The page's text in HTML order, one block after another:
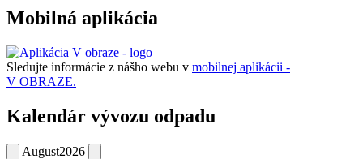
Mobilná aplikácia
Sledujte informácie z nášho webu v mobilnej aplikácii -
V OBRAZE.
Kalendár vývozu odpadu
August2026